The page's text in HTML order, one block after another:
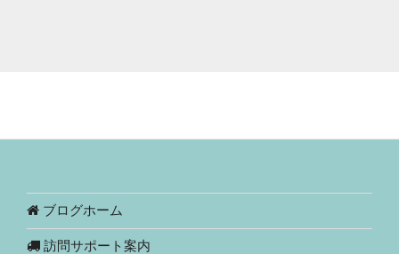
ブログホーム
訪問サポート案内